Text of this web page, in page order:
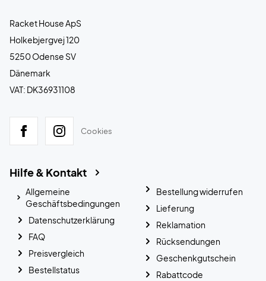
Racket House ApS
Holkebjergvej 120
5250 Odense SV
Dänemark
VAT: DK36931108
Cookies
Hilfe & Kontakt
Allgemeine
Geschäftsbedingungen
Datenschutzerklärung
FAQ
Preisvergleich
Bestellstatus
Bestellung widerrufen
Lieferung
Reklamation
Rücksendungen
Geschenkgutschein
Rabattcode